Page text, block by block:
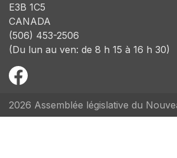
E3B 1C5
CANADA
(506) 453-2506
(Du lun au ven: de 8 h 15 à 16 h 30)
2026 Assemblée législative du